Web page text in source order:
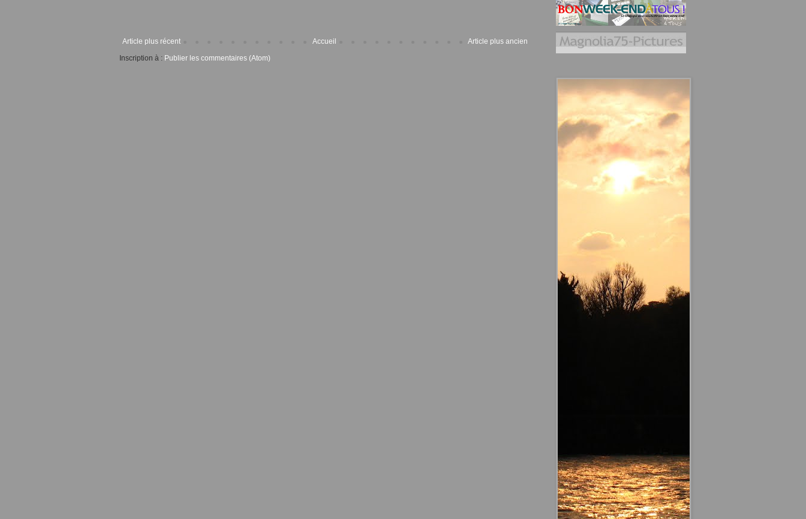
Article plus récent Article plus ancien
Accueil
Inscription à : Publier les commentaires (Atom)